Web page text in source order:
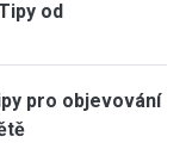
od
pro objevování